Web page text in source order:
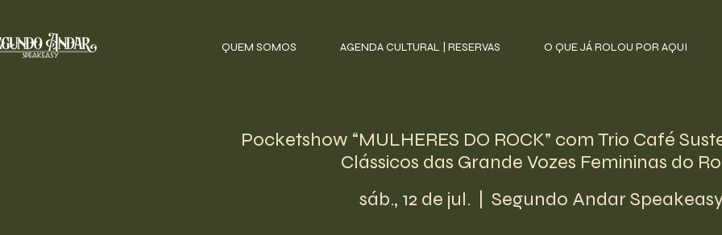
QUEM SOMOS AGENDA CULTURAL | RESERVAS O QUE JÁ ROLOU POR AQUI
Pocketshow “MULHERES DO ROCK” com Trio Café
Clássicos das Grande Vozes Femininas do
sáb., 12 de jul.
  |
Segundo Andar